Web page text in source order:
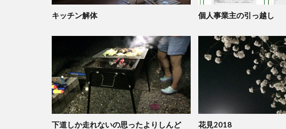
キッチン解体 個人事業主の引っ越し
下道しか走れないの思ったよりしんど
花見2018